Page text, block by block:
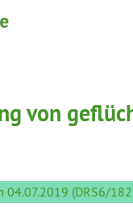
von
04.07.2019 (DRS6/